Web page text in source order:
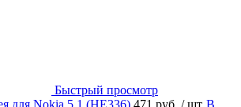
Быстрый просмотр